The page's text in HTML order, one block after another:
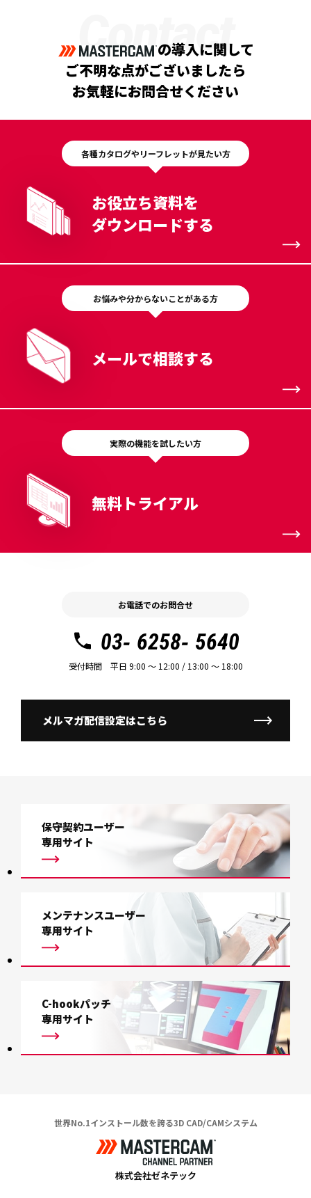
Contact
の導入に関して
ご不明な点がございましたら
お気軽にお問合せください
各種カタログやリーフレットが見たい方
お役立ち資料を
ダウンロードする
お悩みや分からないことがある方
メールで相談する
実際の機能を試したい方
無料トライアル
お電話でのお問合せ
03- 6258- 5640
受付時間 平日 9:00 〜 12:00 / 13:00 〜 18:00
メルマガ配信設定はこちら
保守契約ユーザー
専用サイト
メンテナンスユーザー
専用サイト
C-hookパッチ
専用サイト
世界No.1インストール数を誇る3D CAD/CAMシステム
株式会社ゼネテック